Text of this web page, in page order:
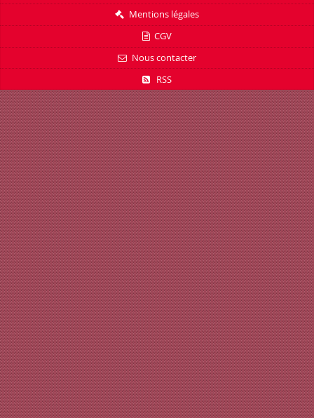
Mentions légales
CGV
Nous contacter
RSS